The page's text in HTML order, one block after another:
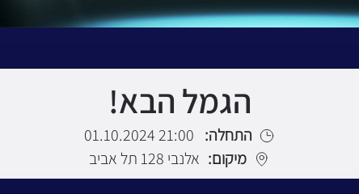
הגמל הבא!
התחלה: 21:00 01.10.2024
מיקום: אלנבי 128 תל אביב